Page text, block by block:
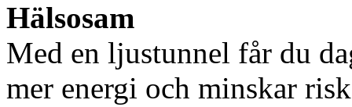
Hälsosam
Med en ljustunnel får du
mer energi och minskar